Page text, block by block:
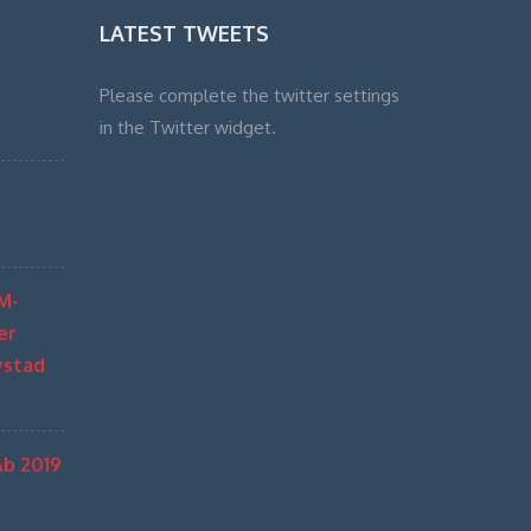
2019
LATEST TWEETS
Please complete the twitter settings
in the Twitter widget.